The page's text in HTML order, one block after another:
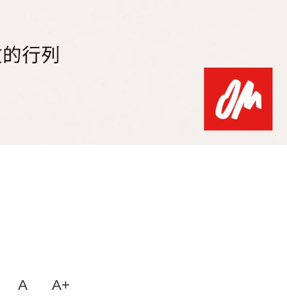
A A+